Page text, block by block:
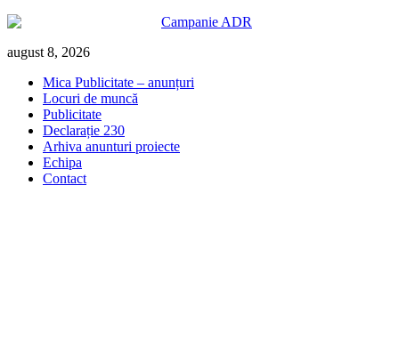
Skip
content
august 8, 2026
Mica Publicitate – anunțuri
Locuri de muncă
Publicitate
Declarație 230
Arhiva anunturi proiecte
Echipa
Contact